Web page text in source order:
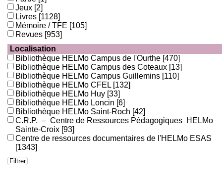
Jeux [2]
Livres [1128]
Mémoire / TFE [105]
Revues [953]
Localisation
Bibliothèque HELMo Campus de l'Ourthe [470]
Bibliothèque HELMo Campus des Coteaux [13]
Bibliothèque HELMo Campus Guillemins [110]
Bibliothèque HELMo CFEL [132]
Bibliothèque HELMo Huy [33]
Bibliothèque HELMo Loncin [6]
Bibliothèque HELMo Saint-Roch [42]
C.R.P. – Centre de Ressources Pédagogiques HELMo
Sainte-Croix [93]
Centre de ressources documentaires de l'HELMo ESAS
[1343]